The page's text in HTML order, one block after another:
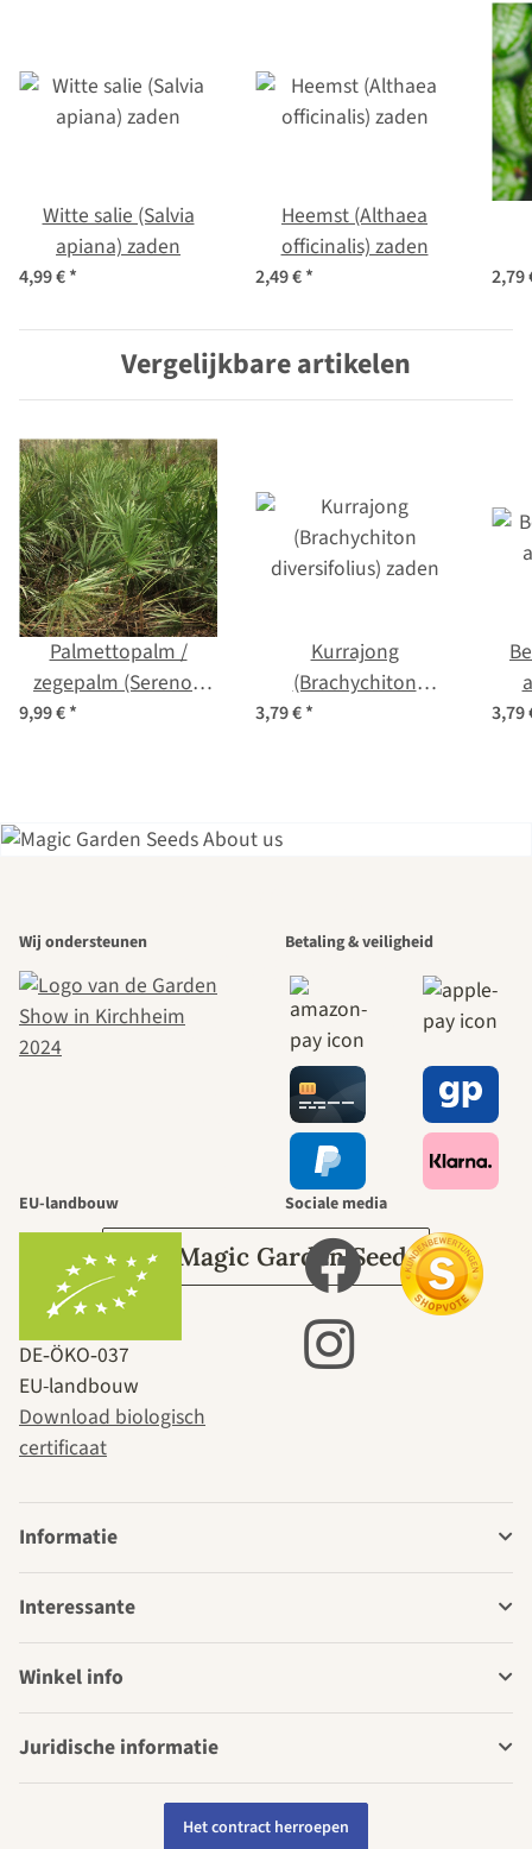
Witte salie (Salvia
apiana) zaden
4,99 €*
Heemst (Althaea
officinalis) zaden
2,49 €* 2,79
Vergelijkbare artikelen
Palmettopalm /
zegepalm (Serenoa
repens) zaden
9,99 €*
Kurrajong
(Brachychiton
diversifolius) zaden
3,79 €* 3,79
mooiste paden
naar onszelf
leidt door de
tuin.
Over Magic Garden Seeds
Wij ondersteunen Betaling & veiligheid
EU-landbouw
DE‑ÖKO‑037
EU-landbouw
Download biologisch
certificaat
Sociale media
Informatie
Interessante
Winkel info
Juridische informatie
Het contract herroepen